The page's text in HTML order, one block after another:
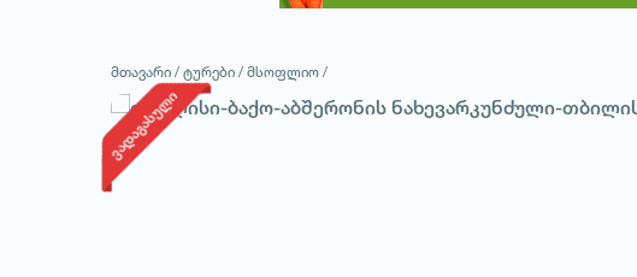
მთავარი / ტურები / მსოფლიო /
ვადაგასული